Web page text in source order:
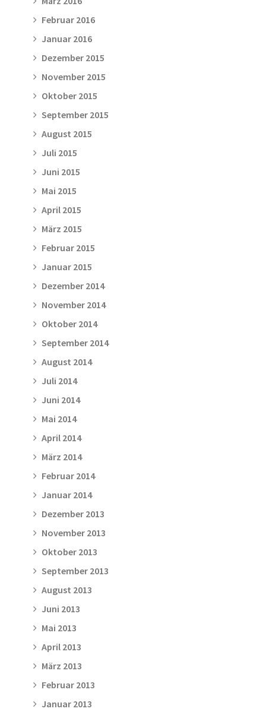
Februar 2016
Januar 2016
Dezember 2015
November 2015
Oktober 2015
September 2015
August 2015
Juli 2015
Juni 2015
Mai 2015
April 2015
März 2015
Februar 2015
Januar 2015
Dezember 2014
November 2014
Oktober 2014
September 2014
August 2014
Juli 2014
Juni 2014
Mai 2014
April 2014
März 2014
Februar 2014
Januar 2014
Dezember 2013
November 2013
Oktober 2013
September 2013
August 2013
Juni 2013
Mai 2013
April 2013
März 2013
Februar 2013
Januar 2013